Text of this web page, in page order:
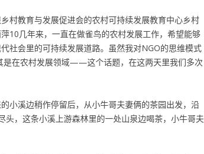
村教育与发展促进会的农村可持续发展教育中心乡村
10几年来，一直在做雀鸟的农村发展工作，希望能够
社会里的可持续发展道路。虽然我对NGO的思维模式
是在农村发展领域——这个话题，在这两天里我们多次
小溪边稍作停留后，从小牛哥夫妻俩的茶园出发，沿
，这条小溪上游森林里的一处山泉边喝茶，小牛哥夫